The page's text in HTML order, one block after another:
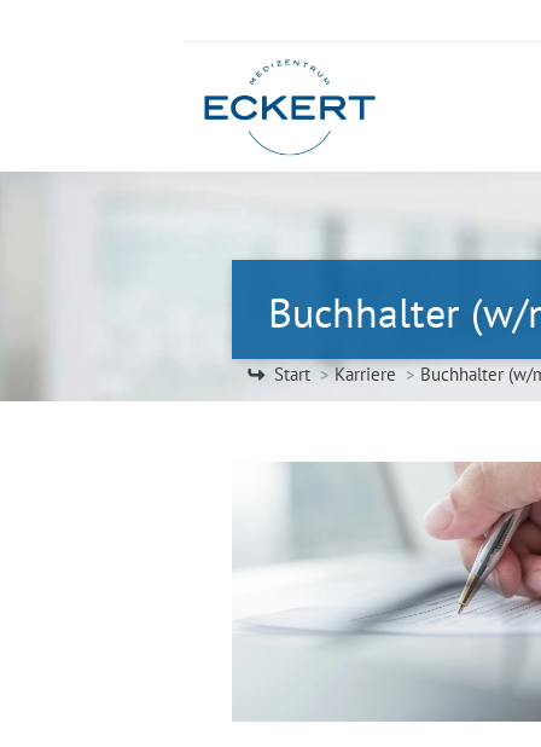
Buchhalter (w/
Sie befinden sich hier:
Start Karriere Buchhalter (w/